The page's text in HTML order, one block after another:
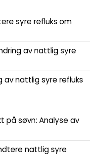
syre refluks om
av nattlig syre
av nattlig syre refluks
på søvn: Analyse av
nattlig syre